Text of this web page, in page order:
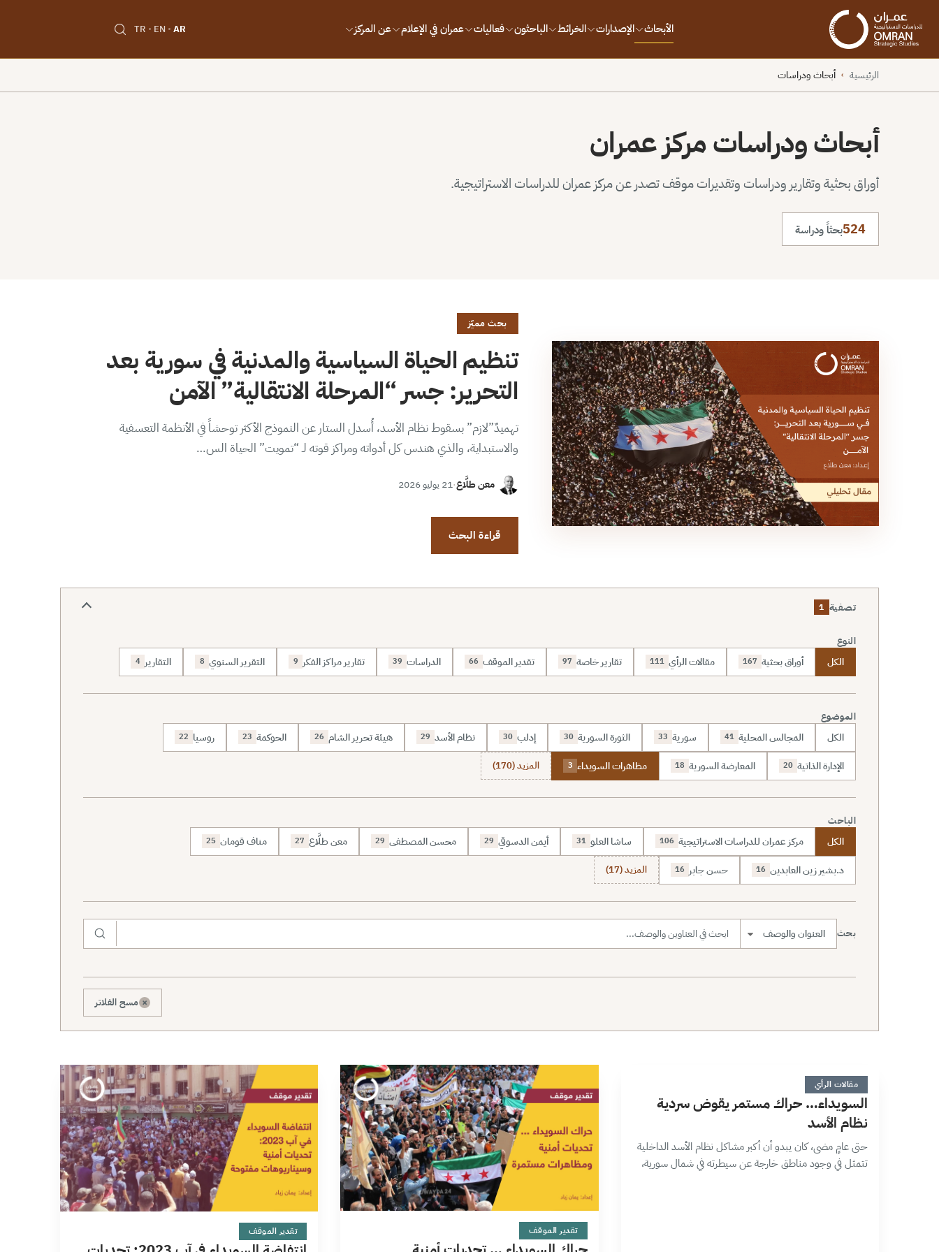
الأبحاث الإصدارات الخرائط الباحثون فعاليات عمران في الإعلام عن المركز AR
EN
TR
الرئيسية › أبحاث ودراسات
أبحاث ودراسات مركز عمران
أوراق بحثية وتقارير ودراسات وتقديرات موقف تصدر عن مركز عمران للدراسات الاستراتيجية.
524بحثاً ودراسة
بحث مميّز
تنظيم الحياة السياسية والمدنية في سورية بعد
التحرير: جسر “المرحلة الانتقالية” الآمن
تهميدٌ”لازم” بسقوط نظام الأسد، أُسدل الستار عن النموذج الأكثر توحشاً في الأنظمة التعسفية
والاستبداية، والذي هندس كل أدواته ومراكز قوته لـ “تمويت” الحياة الس…
معن طلَّاع·21 يوليو 2026
قراءة البحث
تصفية 1
النوع
الكل أوراق بحثية 167 مقالات الرأي 111 تقارير خاصة 97 تقدير الموقف 66 الدراسات 39 تقارير مراكز الفكر 9 التقرير السنوي 8 التقارير 4
الموضوع
الكل المجالس المحلية 41 سورية 33 الثورة السورية 30 إدلب 30 نظام الأسد 29 هيئة تحرير الشام 26 الحوكمة 23 روسيا 22
الإدارة الذاتية 20 المعارضة السورية 18 مظاهرات السويداء 3 المزيد (170)
الباحث
الكل مركز عمران للدراسات الاستراتيجية 106 ساشا العلو 31 أيمن الدسوقي 29 محسن المصطفى 29 معن طلَّاع 27 مناف قومان 25
د.بشير زين العابدين 16 حسن جابر 16 المزيد (17)
بحث نطاق البحث
× مسح الفلاتر
ا9 دقائق
مقالات الرأي
السويداء… حراك مستمر يقوض سردية
نظام الأسد
حتى عامٍ مضى، كان يبدو أن أكبر مشاكل نظام الأسد الداخلية
تتمثل في وجود مناطق خارجة عن سيطرته في شمال سورية،
11 دقائق
تقدير الموقف
10 دقائق
تقدير الموقف